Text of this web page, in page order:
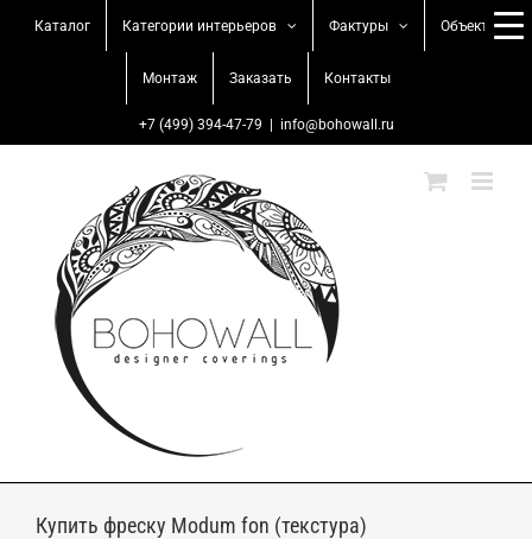
Каталог Категории интерьеров Фактуры Объекты
Монтаж Заказать Контакты
+7 (499) 394-47-79 info@bohowall.ru
Купить фреску Modum fon (текстура)